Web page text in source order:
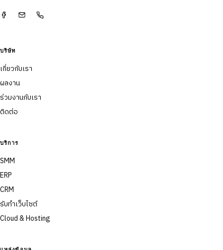
บริษัท
เกี่ยวกับเรา
ผลงาน
ร่วมงานกับเรา
ติดต่อ
บริการ
SMM
ERP
CRM
รับทำเว็บไซต์
Cloud & Hosting